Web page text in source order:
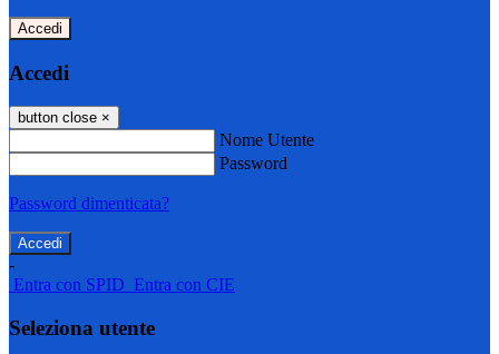
Accedi
Accedi
button close ×
Nome Utente
Password
Password dimenticata?
-
Entra con SPID Entra con CIE
Seleziona utente